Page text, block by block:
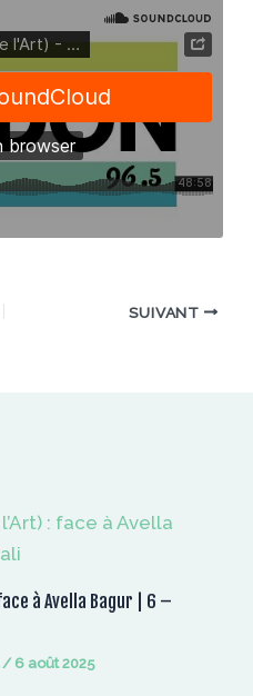
SUIVANT
à Avella Bagur | 6 –
6 août 2025